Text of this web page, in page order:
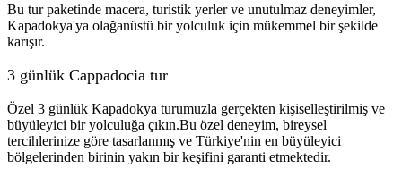
Bu tur paketinde macera, turistik yerler ve unutulmaz deneyimler,
Kapadokya'ya olağanüstü bir yolculuk için mükemmel bir şekilde
karışır.
3 günlük Cappadocia tur
Özel 3 günlük Kapadokya turumuzla gerçekten kişiselleştirilmiş ve
büyüleyici bir yolculuğa çıkın.Bu özel deneyim, bireysel
tercihlerinize göre tasarlanmış ve Türkiye'nin en büyüleyici
bölgelerinden birinin yakın bir keşifini garanti etmektedir.